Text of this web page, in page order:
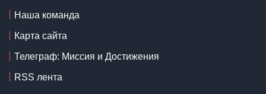
Наша команда
Карта сайта
Телеграф: Миссия и Достижения
RSS лента